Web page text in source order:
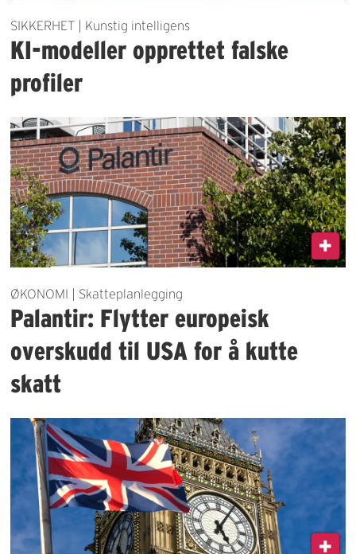
SIKKERHET | Kunstig intelligens
KI-modeller opprettet falske
profiler
ØKONOMI | Skatteplanlegging
Palantir: Flytter europeisk
overskudd til USA for å kutte
skatt